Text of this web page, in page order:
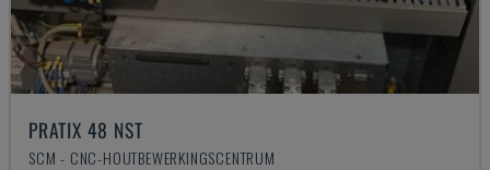
PRATIX 48 NST
SCM - CNC-HOUTBEWERKINGSCENTRUM